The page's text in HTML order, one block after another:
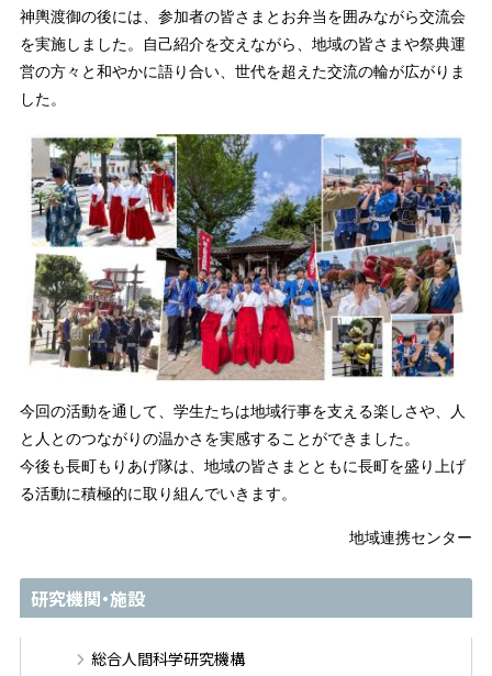
神輿渡御の後には、参加者の皆さまとお弁当を囲みながら交流会
を実施しました。自己紹介を交えながら、地域の皆さまや祭典運
営の方々と和やかに語り合い、世代を超えた交流の輪が広がりま
した。
今回の活動を通して、学生たちは地域行事を支える楽しさや、人
と人とのつながりの温かさを実感することができました。
今後も長町もりあげ隊は、地域の皆さまとともに長町を盛り上げ
る活動に積極的に取り組んでいきます。
地域連携センター
研究機関・施設
総合人間科学研究機構